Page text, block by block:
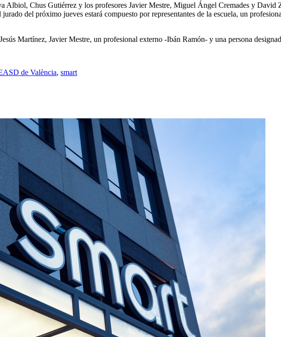
Albiol, Chus Gutiérrez y los profesores Javier Mestre, Miguel Ángel Cremades y
del próximo jueves estará compuesto por representantes de la escuela, un
Martínez, Javier Mestre, un profesional externo -Ibán Ramón- y una persona
de València, smart